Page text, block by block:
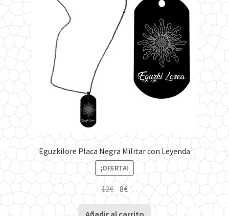
Eguzkilore Placa Negra Militar con Leyenda
¡OFERTA!
12€ El
precio
original
8€El
precio
actual